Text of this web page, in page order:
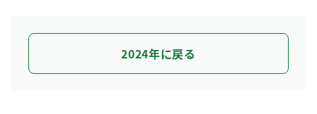
2024年に戻る